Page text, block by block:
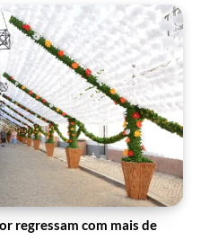
regressam com mais de